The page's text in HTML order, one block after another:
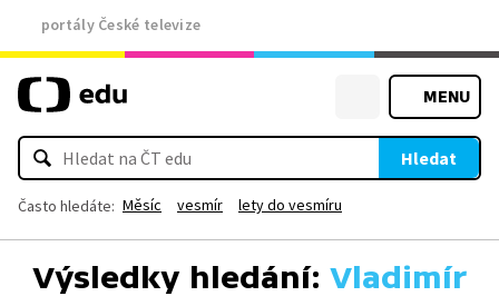
portály České televize
MENU
Hledat
Často hledáte: Měsíc vesmír lety do vesmíru
Výsledky hledání: Vladimír